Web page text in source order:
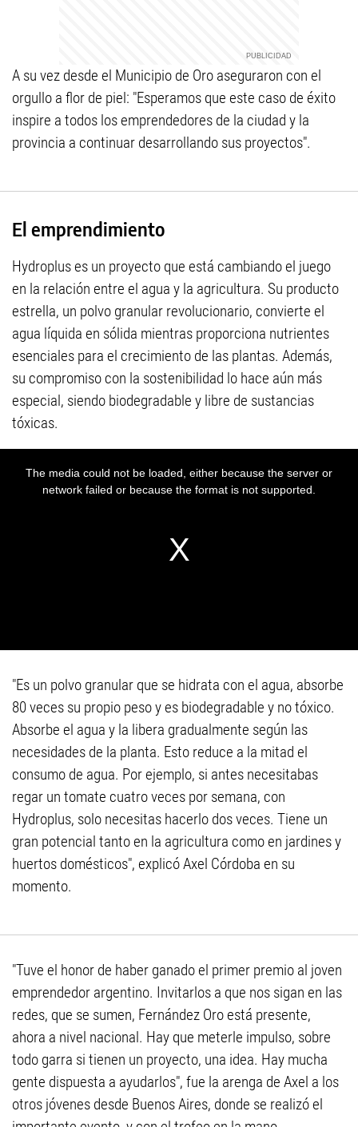
A su vez desde el Municipio de Oro aseguraron con el
orgullo a flor de piel: "Esperamos que este caso de éxito
inspire a todos los emprendedores de la ciudad y la
provincia a continuar desarrollando sus proyectos".
El emprendimiento
Hydroplus es un proyecto que está cambiando el juego
en la relación entre el agua y la agricultura. Su producto
estrella, un polvo granular revolucionario, convierte el
agua líquida en sólida mientras proporciona nutrientes
esenciales para el crecimiento de las plantas. Además,
su compromiso con la sostenibilidad lo hace aún más
especial, siendo biodegradable y libre de sustancias
tóxicas.
"Es un polvo granular que se hidrata con el agua, absorbe
80 veces su propio peso y es biodegradable y no tóxico.
Absorbe el agua y la libera gradualmente según las
necesidades de la planta. Esto reduce a la mitad el
consumo de agua. Por ejemplo, si antes necesitabas
regar un tomate cuatro veces por semana, con
Hydroplus, solo necesitas hacerlo dos veces. Tiene un
gran potencial tanto en la agricultura como en jardines y
huertos domésticos", explicó Axel Córdoba en su
momento.
"Tuve el honor de haber ganado el primer premio al joven
emprendedor argentino. Invitarlos a que nos sigan en las
redes, que se sumen, Fernández Oro está presente,
ahora a nivel nacional. Hay que meterle impulso, sobre
todo garra si tienen un proyecto, una idea. Hay mucha
gente dispuesta a ayudarlos", fue la arenga de Axel a los
otros jóvenes desde Buenos Aires, donde se realizó el